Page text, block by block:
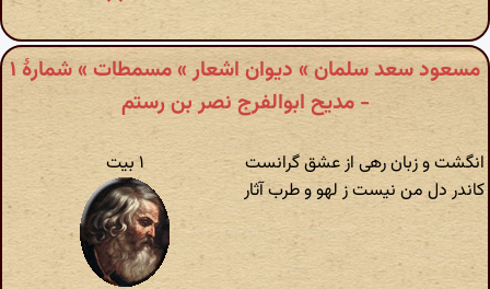
مسعود سعد سلمان » دیوان اشعار » مسمطات » شمارهٔ ۱
- مدیح ابوالفرج نصر بن رستم
انگشت و زبان رهی از عشق گرانست
کاندر دل من نیست ز لهو و طرب آثار
۱ بیت